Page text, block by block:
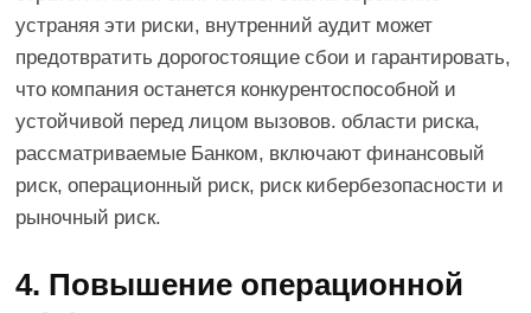
устраняя эти риски, внутренний аудит может
предотвратить дорогостоящие сбои и гарантировать,
что компания останется конкурентоспособной и
устойчивой перед лицом вызовов. области риска,
рассматриваемые Банком, включают финансовый
риск, операционный риск, риск кибербезопасности и
рыночный риск.
4. Повышение операционной